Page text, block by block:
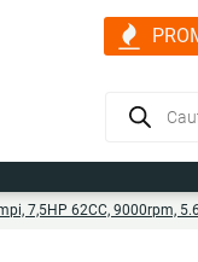
Products
7,5HP 62CC, 9000rpm,